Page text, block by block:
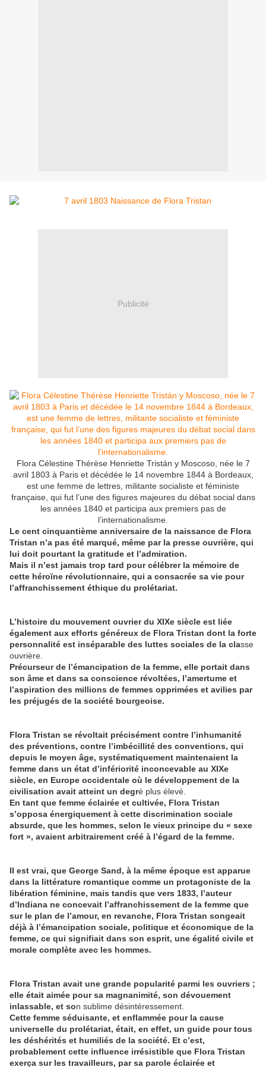
Publicité
Flora Célestine Thérèse Henriette Tristán y Moscoso, née le 7
avril 1803 à Paris et décédée le 14 novembre 1844 à Bordeaux,
est une femme de lettres, militante socialiste et féministe
française, qui fut l’une des figures majeures du débat social dans
les années 1840 et participa aux premiers pas de
l’internationalisme.
Le cent cinquantième anniversaire de la naissance de Flora
Tristan n’a pas été marqué, même par la presse ouvrière, qui
lui doit pourtant la gratitude et l’admiration.
Mais il n’est jamais trop tard pour célébrer la mémoire de
cette héroïne révolutionnaire, qui a consacrée sa vie pour
l’affranchissement éthique du prolétariat.
L’histoire du mouvement ouvrier du XIXe siècle est liée
également aux efforts généreux de Flora Tristan dont la forte
personnalité est inséparable des luttes sociales de la classe
ouvrière.
Précurseur de l’émancipation de la femme, elle portait dans
son âme et dans sa conscience révoltées, l’amertume et
l’aspiration des millions de femmes opprimées et avilies par
les préjugés de la société bourgeoise.
Flora Tristan se révoltait précisément contre l’inhumanité
des préventions, contre l’imbécillité des conventions, qui
depuis le moyen âge, systématiquement maintenaient la
femme dans un état d’infériorité inconcevable au XIXe
siècle, en Europe occidentale où le développement de la
civilisation avait atteint un degré plus élevé.
En tant que femme éclairée et cultivée, Flora Tristan
s’opposa énergiquement à cette discrimination sociale
absurde, que les hommes, selon le vieux principe du « sexe
fort », avaient arbitrairement créé à l’égard de la femme.
II est vrai, que George Sand, à la même époque est apparue
dans la littérature romantique comme un protagoniste de la
libération féminine, mais tandis que vers 1833, l’auteur
d’Indiana ne concevait l’affranchissement de la femme que
sur le plan de l’amour, en revanche, Flora Tristan songeait
déjà à l’émancipation sociale, politique et économique de la
femme, ce qui signifiait dans son esprit, une égalité civile et
morale complète avec les hommes.
Flora Tristan avait une grande popularité parmi les ouvriers ;
elle était aimée pour sa magnanimité, son dévouement
inlassable, et son sublime désintéressement.
Cette femme séduisante, et enflammée pour la cause
universelle du prolétariat, était, en effet, un guide pour tous
les déshérités et humiliés de la société. Et c’est,
probablement cette influence irrésistible que Flora Tristan
exerça sur les travailleurs, par sa parole éclairée et